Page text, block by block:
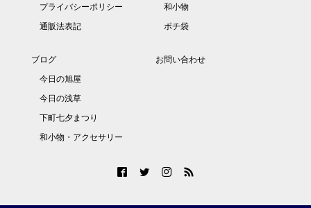
プライバシーポリシー
通販法表記
和小物
ポチ袋
ブログ
今日の旭屋
今日の浅草
下町七夕まつり
和小物・アクセサリー
お問い合わせ